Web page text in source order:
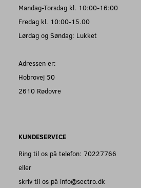
Mandag-Torsdag kl. 10:00-16:00
Fredag kl. 10:00-15.00
Lørdag og Søndag: Lukket
Adressen er:
Hobrovej 50
2610 Rødovre
KUNDESERVICE
Ring til os på telefon: 70227766
eller
skriv til os på info@sectro.dk